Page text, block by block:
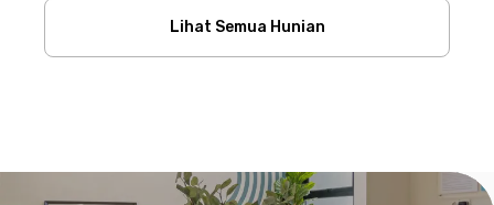
Lihat Semua Hunian